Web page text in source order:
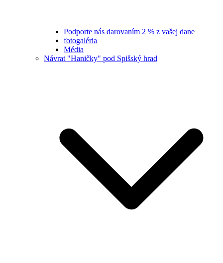
Podporte nás darovaním 2 % z vašej dane
fotogaléria
Média
Návrat "Haničky" pod Spišský hrad